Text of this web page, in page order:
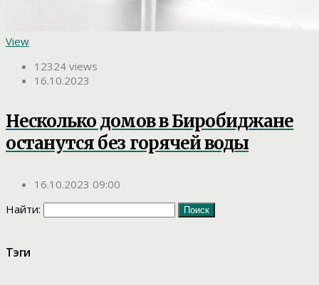
View
12324 views
16.10.2023
Несколько домов в Биробиджане
останутся без горячей воды
16.10.2023 09:00
Найти:
Тэги